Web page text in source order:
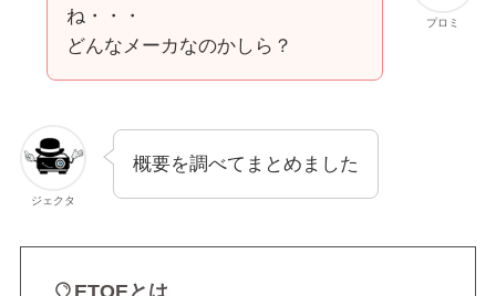
プロミ
ね・・・
どんなメーカなのかしら？
ジェクタ
概要を調べてまとめました
ETOEとは